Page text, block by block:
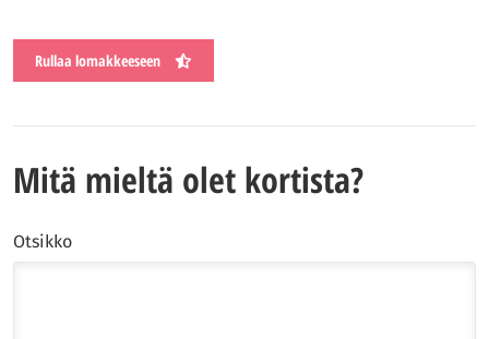
Rullaa lomakkeeseen
Mitä mieltä olet kortista?
Otsikko